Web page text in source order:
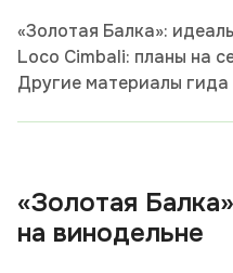
«Золотая Балка»:
Loco Cimbali: планы на
Другие материалы гида
«Золотая
на винодельне